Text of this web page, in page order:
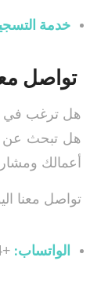
خدمة
تواصل
هل ترغب في
هل تبحث عن
أعمالك
تواصل معنا
الواتساب: +970599272444